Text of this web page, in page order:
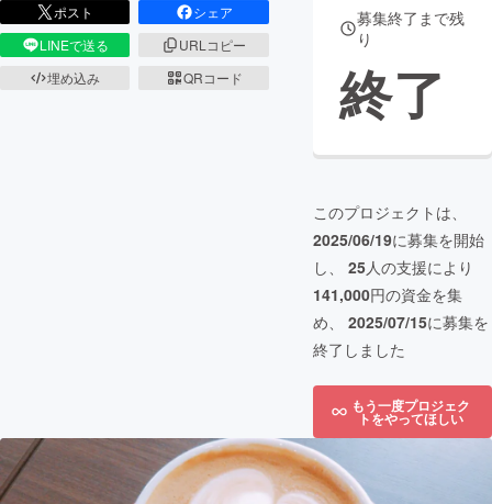
ポスト
シェア
LINEで送る
URLコピー
埋め込み
QRコード
募集終了まで残
り
終了
このプロジェクトは、
2025/06/19に募集を開始
し、 25人の支援により
141,000円の資金を集
め、 2025/07/15に募集を
終了しました
もう一度プロジェク
トをやってほしい